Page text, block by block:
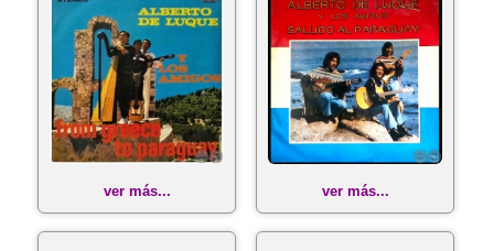
ver más... ver más...